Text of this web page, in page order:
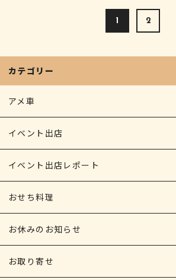
1 2
カテゴリー
アメ車
イベント出店
イベント出店レポート
おせち料理
お休みのお知らせ
お取り寄せ